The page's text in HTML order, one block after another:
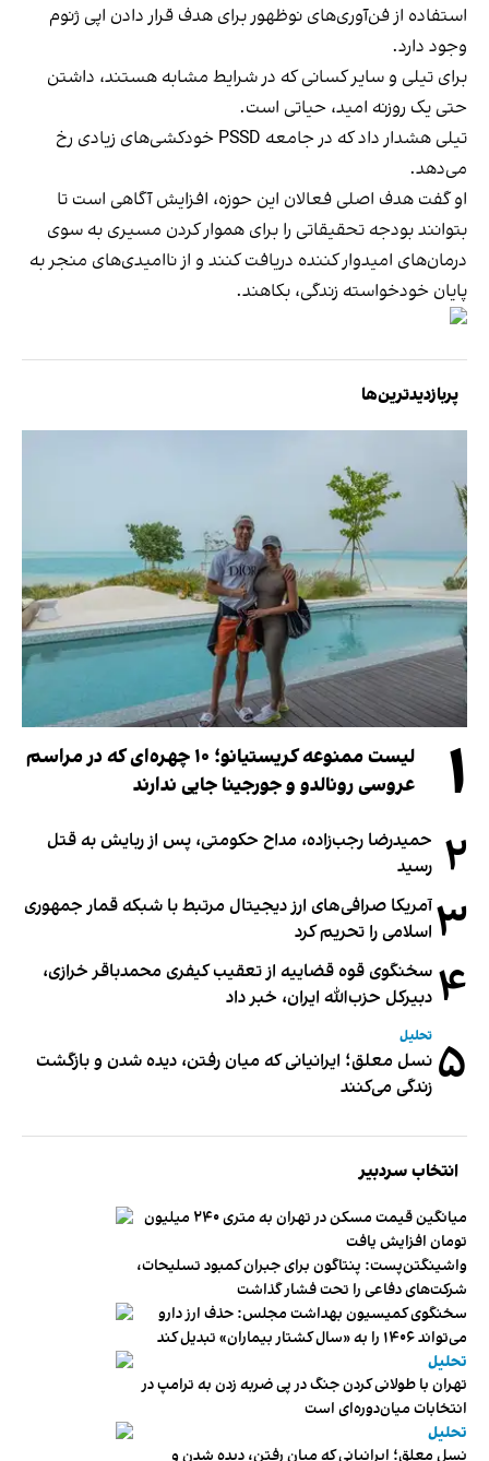
استفاده از فن‌آوری‌های نوظهور برای هدف قرار دادن اپی ژنوم
وجود دارد.
برای تیلی و سایر کسانی که در شرایط مشابه هستند، داشتن
حتی یک روزنه امید، حیاتی است.
تیلی هشدار داد که در جامعه PSSD خودکشی‌های زیادی رخ
می‌دهد.
او گفت هدف اصلی فعالان این حوزه، افزایش آگاهی است تا
بتوانند بودجه تحقیقاتی را برای هموار کردن مسیری به سوی
درمان‌های امیدوار کننده دریافت کنند و از ناامیدی‌های منجر به
پایان خودخواسته زندگی، بکاهند.
پربازدیدترین‌ها
۱
لیست ممنوعه کریستیانو؛ ۱۰ چهره‌ای که در مراسم
عروسی رونالدو و جورجینا جایی ندارند
۲ حمیدرضا رجب‌زاده، مداح حکومتی، پس از ربایش به قتل
رسید
۳آمریکا صرافی‌های ارز دیجیتال مرتبط با شبکه قمار جمهوری
اسلامی را تحریم کرد
۴ سخنگوی قوه قضاییه از تعقیب کیفری محمدباقر خرازی،
دبیر‌کل حزب‌الله ایران، خبر داد
۵ تحلیل
نسل معلق؛ ایرانیانی که میان رفتن، دیده شدن و بازگشت
زندگی می‌کنند
انتخاب سردبیر
میانگین قیمت مسکن در تهران به متری ۲۴۰ میلیون
تومان افزایش یافت
واشینگتن‌پست: پنتاگون برای جبران کمبود تسلیحات،
شرکت‌های دفاعی را تحت فشار گذاشت
سخنگوی کمیسیون بهداشت مجلس: حذف ارز دارو
می‌تواند ۱۴۰۶ را به «سال کشتار بیماران» تبدیل کند
تحلیل
تهران با طولانی کردن جنگ در پی ضربه زدن به ترامپ در
انتخابات میان‌دوره‌ای است
تحلیل
نسل معلق؛ ایرانیانی که میان رفتن، دیده شدن و